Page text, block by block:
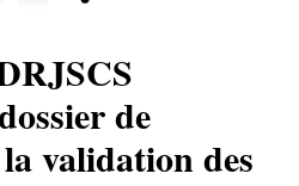
de
validation des